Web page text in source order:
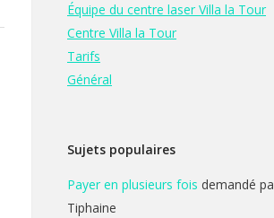
Équipe du centre laser Villa la Tour
Centre Villa la Tour
Tarifs
Général
Sujets populaires
Payer en plusieurs fois demandé
Tiphaine